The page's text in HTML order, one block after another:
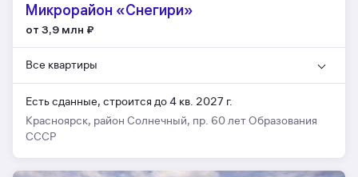
Микрорайон «Снегири»
от 3,9 млн ₽
Все квартиры
Есть сданные, строится до 4 кв. 2027 г.
Красноярск, район Солнечный, пр. 60 лет Образования
СССР